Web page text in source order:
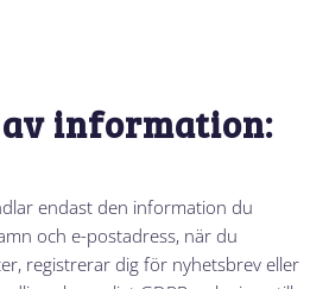
information:
endast den information du
och e-postadress, när du
registrerar dig för nyhetsbrev eller